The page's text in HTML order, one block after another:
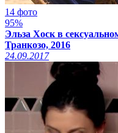
14 фото
95%
Эльза Хоск в
Транкозо, 2016
24.09.2017